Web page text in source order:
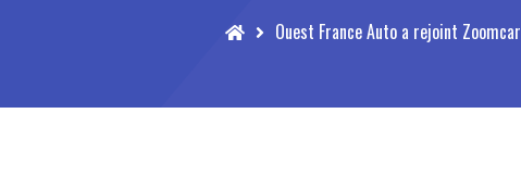
Accueil Ouest France Auto a rejoint Zoomcar